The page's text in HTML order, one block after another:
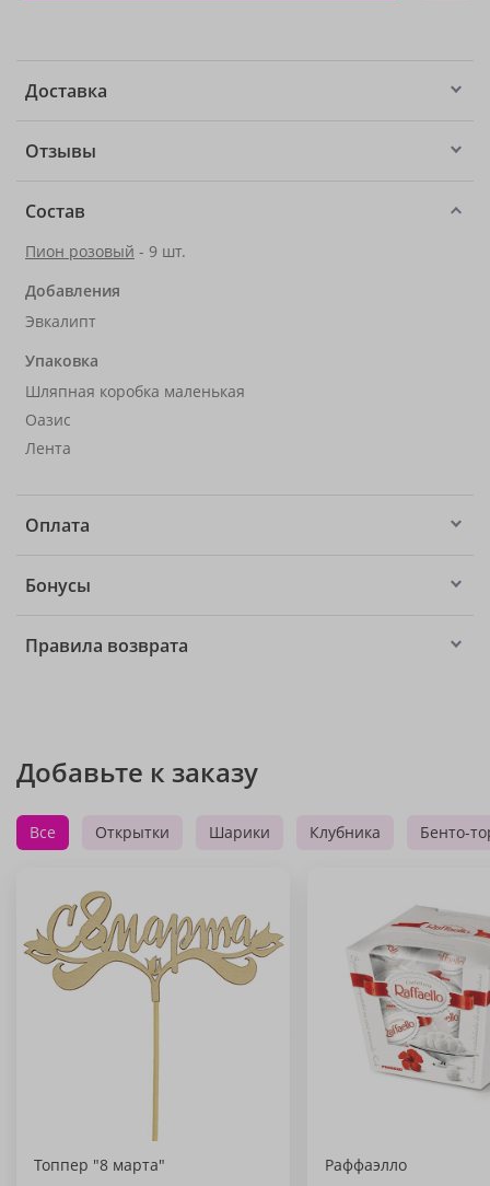
Доставка
Отзывы
Состав
Пион розовый - 9 шт.
Добавления
Эвкалипт
Упаковка
Шляпная коробка маленькая
Оазис
Лента
Оплата
Бонусы
Правила возврата
Добавьте к заказу
Все Открытки Шарики Клубника Бенто-
Топпер "8 марта" Раффаэлло